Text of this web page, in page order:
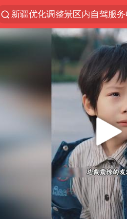
新疆优化调整景区内自驾服
解锁各地夏日限定体验
男童模仿奥特曼从高处跳下
河南潜逃10日重大刑案嫌疑
西湖突现狂风暴雨 游客瞬间被
金饰克价一夜涨回1300元
视频丨中国东方电气集团原
梁家辉：到内地拍戏不是北
白海豚将正面袭击贯穿浙江
酒店回应车内过夜被收150元